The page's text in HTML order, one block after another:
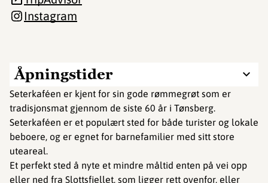
Åpningstider
Seterkaféen er kjent for sin gode rømmegrøt som er
tradisjonsmat gjennom de siste 60 år i Tønsberg.
Seterkaféen er et populært sted for både turister og lokale
beboere, og er egnet for barnefamilier med sitt store
uteareal.
Et perfekt sted å nyte et mindre måltid enten på vei opp
eller ned fra Slottsfjellet, som ligger rett ovenfor, eller
Instagram